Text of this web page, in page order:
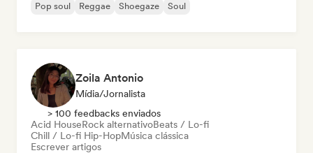
Pop soul
Reggae Shoegaze Soul
Zoila Antonio
Mídia/Jornalista
> 100 feedbacks enviados
Acid HouseRock alternativoBeats / Lo-fi
Chill / Lo-fi Hip-HopMúsica clássica
Escrever artigos